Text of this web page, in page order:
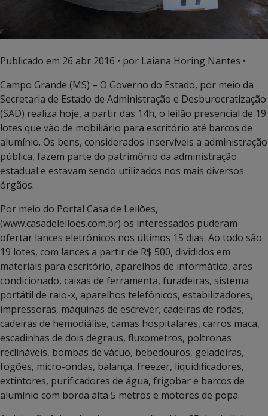
Publicado em 26 abr 2016 • por Laiana Horing Nantes •
Campo Grande (MS) – O Governo do Estado, por meio da
Secretaria de Estado de Administração e Desburocratização
(SAD) realiza hoje, a partir das 14h, o leilão presencial de 19
lotes que vão de mobiliário para escritório até barcos de
alumínio. Os bens, considerados inservíveis a administração
pública, fazem parte do patrimônio da administração
estadual e estavam sendo utilizados nos mais diversos
órgãos.
Por meio do Portal Casa de Leilões,
(www.casadeleiloes.com.br) os interessados puderam
ofertar lances eletrônicos nos últimos 15 dias. Ao todo são
19 lotes, com lances a partir de R$ 500, divididos em
materiais para escritório, aparelhos de informática, ares
condicionado, caixas de ferramenta, furadeiras, sistema
portátil de raio-x, aparelhos telefônicos, estabilizadores,
impressoras, máquinas de escrever, cadeiras de rodas,
cadeiras de hemodiálise, camas hospitalares, carros maca,
escadinhas de dois degraus, fluxometros, poltronas
reclináveis, bombas de vácuo, bebedouros, geladeiras,
fogões, micro-ondas, balança, freezer, liquidificadores,
extintores, purificadores de água, frigobar e barcos de
alumínio com borda alta 5 metros e motores de popa.